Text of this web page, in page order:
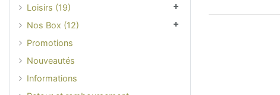
Loisirs (19)
Nos Box (12)
Promotions
Nouveautés
Informations